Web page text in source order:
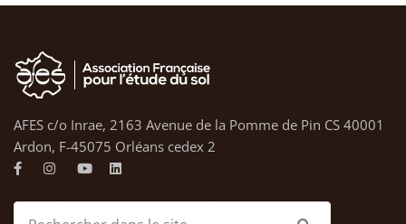
AFES c/o Inrae, 2163 Avenue de la Pomme de Pin CS 40001
Ardon, F-45075 Orléans cedex 2